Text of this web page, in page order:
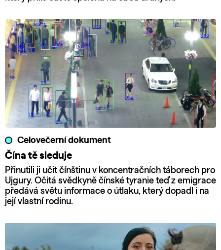
Celovečerní dokument
Čína tě sleduje
Přinutili ji učit čínštinu v koncentračních táborech pro
Ujgury. Očitá svědkyně čínské tyranie teď z emigrace
předává světu informace o útlaku, který dopadl i na
její vlastní rodinu.